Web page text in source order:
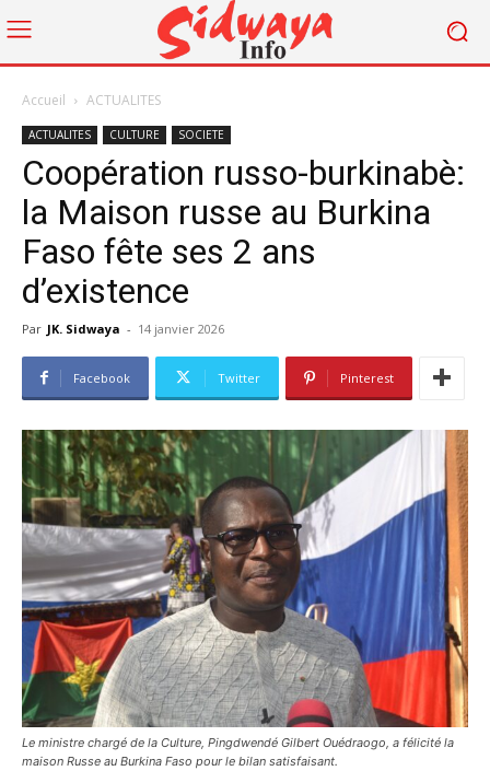
Accueil ACTUALITES
ACTUALITES CULTURE SOCIETE
Coopération russo-burkinabè:
la Maison russe au Burkina
Faso fête ses 2 ans
d’existence
Par JK. Sidwaya - 14 janvier 2026
Facebook Twitter Pinterest
Le ministre chargé de la Culture, Pingdwendé Gilbert Ouédraogo, a félicité la
maison Russe au Burkina Faso pour le bilan satisfaisant.